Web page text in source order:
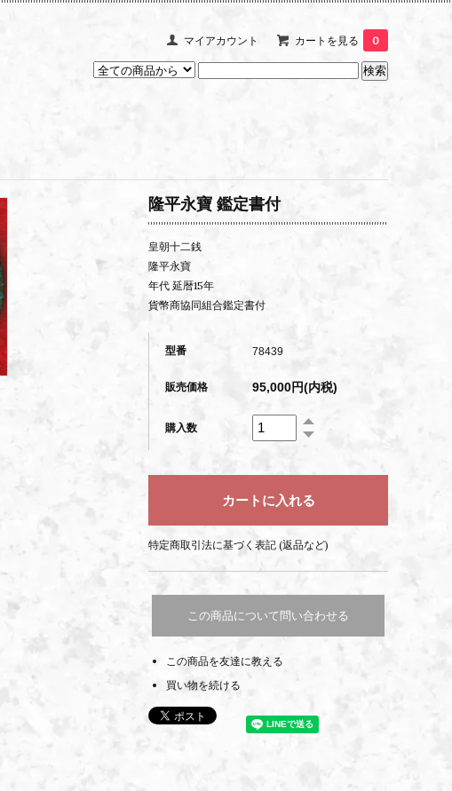
マイアカウント カートを見る 0
隆平永寶 鑑定書付
皇朝十二銭
隆平永寶
年代 延暦15年
貨幣商協同組合鑑定書付
型番 78439
販売価格 95,000円(内税)
購入数
特定商取引法に基づく表記 (返品など)
この商品について問い合わせる
この商品を友達に教える
買い物を続ける